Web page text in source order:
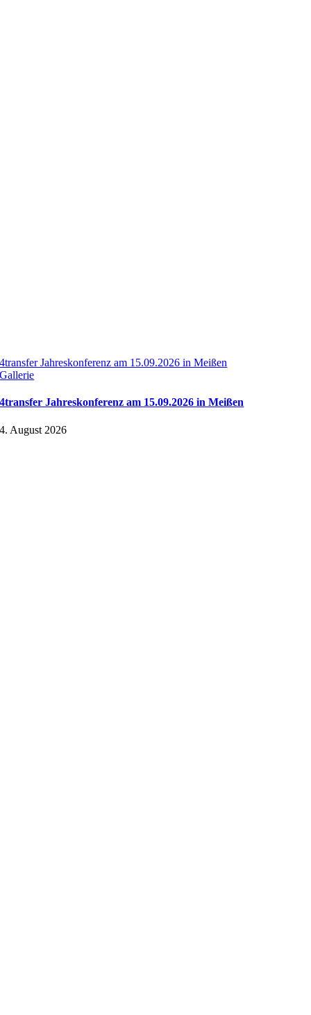
4transfer Jahreskonferenz am 15.09.2026 in Meißen
Gallerie
4transfer Jahreskonferenz am 15.09.2026 in Meißen
4. August 2026